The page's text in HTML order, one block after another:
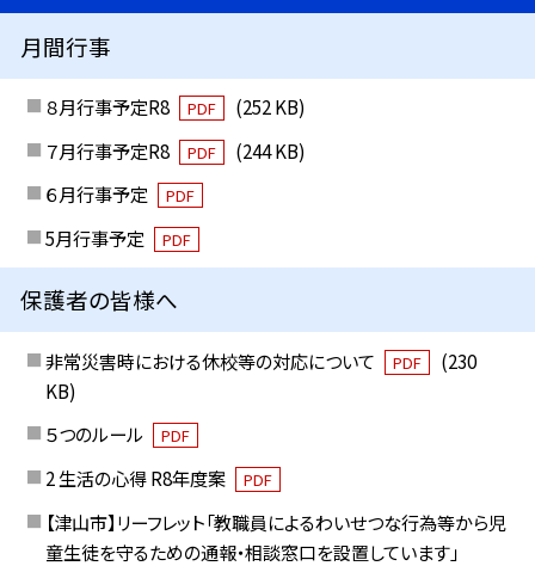
月間行事
８月行事予定R8 PDF
(252 KB)
７月行事予定R8
PDF
(244 KB)
６月行事予定
PDF
5月行事予定 PDF
保護者の皆様へ
非常災害時における休校等の対応について PDF
(230
KB)
５つのルール
PDF
2 生活の心得 R8年度案 PDF
【津山市】リーフレット「教職員によるわいせつな行為等から児
童生徒を守るための通報・相談窓口を設置しています」